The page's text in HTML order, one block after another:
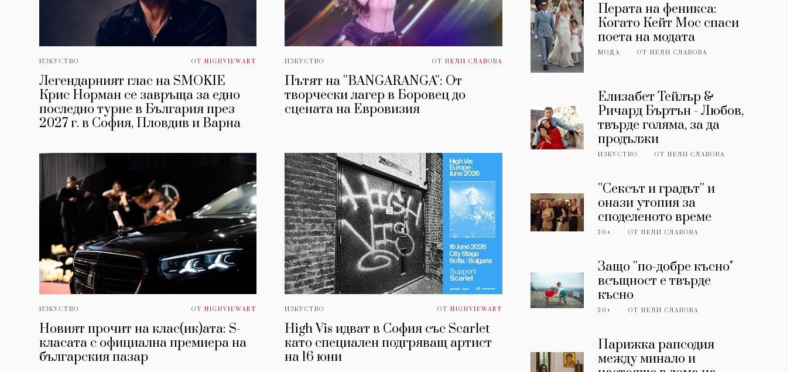
ИЗКУСТВО ОТHIGHVIEWART
Легендарният глас на SMOKIE
Крис Норман се завръща за едно
последно турне в България през
2027 г. в София, Пловдив и Варна
ИЗКУСТВО ОТ НЕЛИ СЛАВОВА
Пътят на ''BANGARANGA'': От
творчески лагер в Боровец до
сцената на Евровизия
ИЗКУСТВО ОТHIGHVIEWART
Новият прочит на клас(ик)ата: S-
класата с официална премиера на
българския пазар
ИЗКУСТВО ОТ HIGHVIEWART
High Vis идват в София със Scarlet
като специален подгряващ артист
на 16 юни
Перата на феникса:
Когато Кейт Мос спаси
поета на модата
МОДА ОТНЕЛИ СЛАВОВА
Елизабет Тейлър &
Ричард Бъртън - Любов,
твърде голяма, за да
продължи
ИЗКУСТВО ОТНЕЛИ СЛАВОВА
''Сексът и градът'' и
онази утопия за
споделеното време
30+ ОТНЕЛИ СЛАВОВА
Защо ''по-добре късно"
всъщност е твърде
късно
30+ ОТНЕЛИ СЛАВОВА
Парижка рапсодия
между минало и